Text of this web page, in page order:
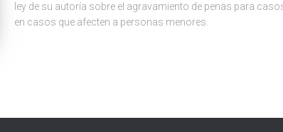
ley de su autoría sobre el agravamiento de penas para
en casos que afecten a personas menores.